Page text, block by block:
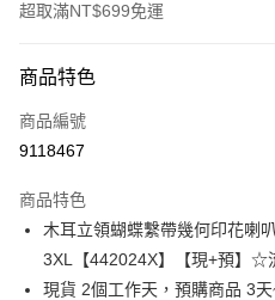
超取滿NT$699免運
信用卡一次付款
超商取貨付款
Apple Pay
街口支付
商品特色
商品編號
9118467
商品特色
木耳立領蝴蝶繫帶幾何印花喇
3XL【442024X】【現+預】
現貨 2個工作天，預購商品 3